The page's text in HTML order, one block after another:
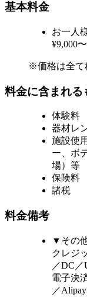
基本料金
お一人
¥9,000〜
※価格は全て
料金に含まれる
体験料
器材レ
施設使
ー、ボ
場）等
保険料
諸税
料金備考
▼その
クレジ
／DC／
電子決
／